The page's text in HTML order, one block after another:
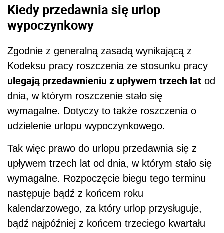
Kiedy przedawnia się urlop
wypoczynkowy
Zgodnie z generalną zasadą wynikającą z
Kodeksu pracy roszczenia ze stosunku pracy
ulegają przedawnieniu z upływem trzech lat od
dnia, w którym roszczenie stało się
wymagalne. Dotyczy to także roszczenia o
udzielenie urlopu wypoczynkowego.
Tak więc prawo do urlopu przedawnia się z
upływem trzech lat od dnia, w którym stało się
wymagalne. Rozpoczęcie biegu tego terminu
następuje bądź z końcem roku
kalendarzowego, za który urlop przysługuje,
bądź najpóźniej z końcem trzeciego kwartału